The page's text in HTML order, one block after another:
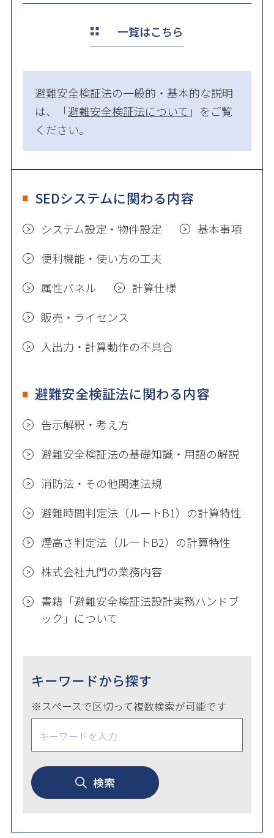
一覧はこちら
避難安全検証法の一般的・基本的な説明
は、「避難安全検証法について 」をご覧
ください。
SEDシステムに関わる内容
システム設定・物件設定
基本事項
便利機能・使い方の工夫
属性パネル
計算仕様
販売・ライセンス
入出力・計算動作の不具合
避難安全検証法に関わる内容
告示解釈・考え方
避難安全検証法の基礎知識・用語の解説
消防法・その他関連法規
避難時間判定法（ルートB1）の計算特性
煙高さ判定法（ルートB2）の計算特性
株式会社九門の業務内容
書籍「避難安全検証法設計実務ハンドブ
ック」について
キーワードから探す
※スペースで区切って複数検索が可能です
検索